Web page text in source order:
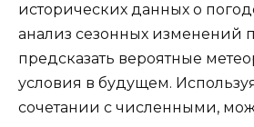
исторических данных о
анализ сезонных изменений
предсказать вероятные
условия в будущем.
сочетании с численными,